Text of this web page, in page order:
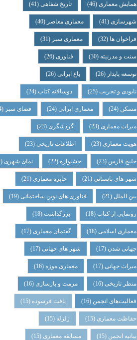
همایش معماری(46) تاریخ شفاهی(41)
شهرسازی(41) معماری معاصر (40)
فراخوان ها (32) معماری سبز (31)
سنت و مدرنیته (30) فناوری(26)
توسعه پایدار (26) باغ ایرانی(26)
نابودی و تخریب(25) دوسالانه کتاب(24)
مسکن (24) معماری ایرانی(24) فضای سبز (24)
میراث معماری(23) گردشگری(23)
هویت معماری(23) اطلاعات تاریخی(23)
خلیج فارس (23) جشنواره (22) نمای شهری(22)
شهر های باستانی(21) جایزه معماری(21)
بین الملل (21) فناوری های نوین ساختمانی(19)
رونمایی از کتاب(18) بزرگداشت(18)
معماری اسلامی(18) گفتمان معماری(17)
جهانی شدن (17) شهر های جهانی(17)
میراث جهانی(17) معماری موزه (16)
منظر تاریخی(16) مرمت و بازسازی(16)
فعالیت‌های انجمن (16) بافت فرسوده (15)
حفاظت معماری (15) زلزله (15)
بیانیه انجمن (15) مسابقه معماری (15)